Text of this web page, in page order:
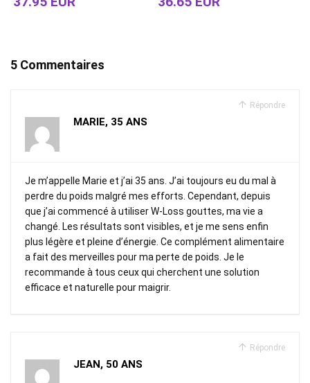
5 Commentaires
Répondre
MARIE, 35 ANS
Je m’appelle Marie et j’ai 35 ans. J’ai toujours eu du mal à
perdre du poids malgré mes efforts. Cependant, depuis
que j’ai commencé à utiliser W-Loss gouttes, ma vie a
changé. Les résultats sont visibles, et je me sens enfin
plus légère et pleine d’énergie. Ce complément alimentaire
a fait des merveilles pour ma perte de poids. Je le
recommande à tous ceux qui cherchent une solution
efficace et naturelle pour maigrir.
Répondre
JEAN, 50 ANS